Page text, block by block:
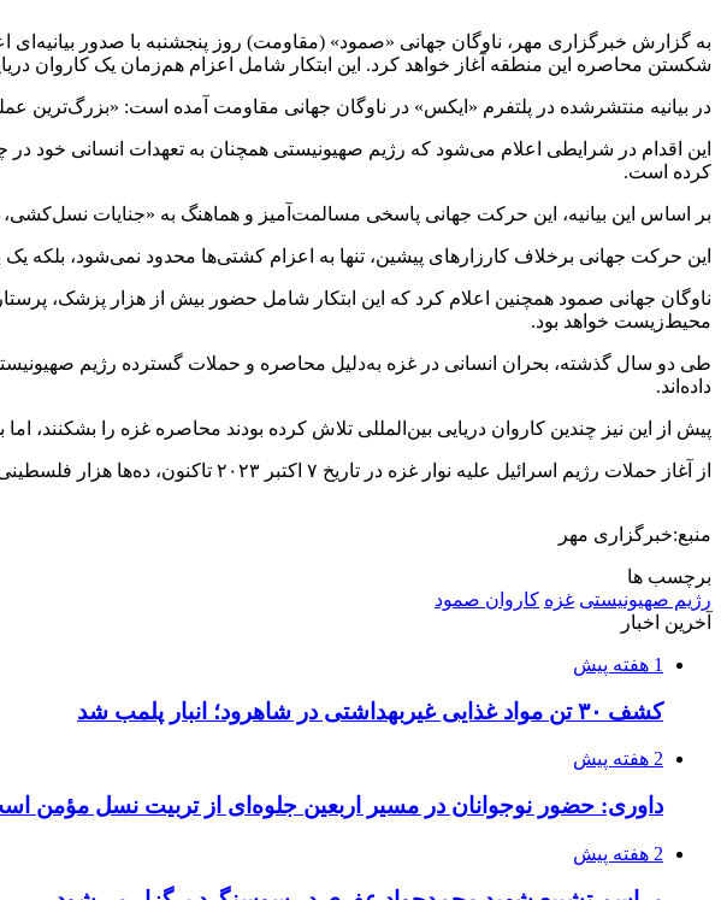
شکستن محاصره این منطقه آغاز خواهد کرد. این ابتکار شامل اعزام هم‌زمان یک کاروان دریایی و یک قافله
در بیانیه منتشرشده در پلتفرم «ایکس» در ناوگان جهانی مقاومت آمده است: «بزرگ‌ترین
کرده است.
بر اساس این بیانیه، این حرکت جهانی پاسخی مسالمت‌آمیز و هماهنگ به «جنایات
این حرکت جهانی برخلاف کارزارهای پیشین، تنها به اعزام کشتی‌ها محدود نمی‌شود، بلکه
ناوگان جهانی صمود همچنین اعلام کرد که این ابتکار شامل حضور بیش از هزار پزشک،
محیط‌زیست خواهد بود.
طی دو سال گذشته، بحران انسانی در غزه به‌دلیل محاصره و حملات گسترده رژیم
داده‌اند.
پیش از این نیز چندین کاروان دریایی بین‌المللی تلاش کرده بودند محاصره غزه را بشکنند،
از آغاز حملات رژیم اسرائیل علیه نوار غزه در تاریخ ۷ اکتبر ۲۰۲۳ تاکنون، ده‌ها هزار فلسطینی شهید یا زخمی شده‌اند و بخش عمده‌ای از مناطق مسکونی غزه به‌طور کامل تخریب شده است.
منبع:خبرگزاری مهر
برچسب ها
رژیم صهیونیستی غزه کاروان صمود
آخرین اخبار
1 هفته پیش
کشف ۳۰ تن مواد غذایی غیربهداشتی در شاهرود؛ انبار پلمب شد
2 هفته پیش
داوری: حضور نوجوانان در مسیر اربعین جلوه‌ای از تربیت نسل مؤمن
2 هفته پیش